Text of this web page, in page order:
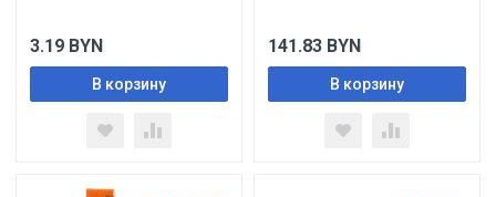
3.19 BYN
В корзину
141.83 BYN
В корзину